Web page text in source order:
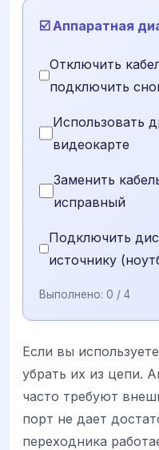
☑️ Аппаратная
Отключить
подключить
Использовать
видеокарте
Заменить
исправный
Подключить
источнику
Выполнено: 0 / 4
Если вы
убрать их из цепи.
часто требуют
порт не дает
переходника